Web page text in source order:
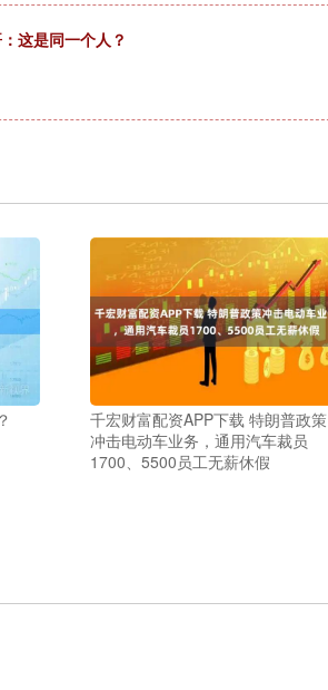
这是同一个人？
千宏财富配资APP下载 特朗普政策
冲击电动车业务，通用汽车裁员
1700、5500员工无薪休假